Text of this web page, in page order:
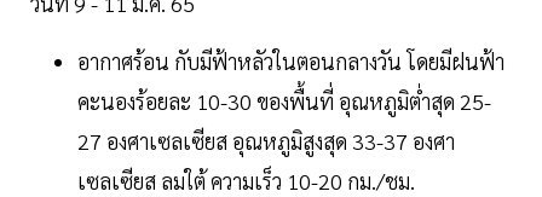
อากาศร้อน กับมีฟ้าหลัวในตอนกลางวัน โดยมีฝนฟ้า
คะนองร้อยละ 10-30 ของพื้นที่ อุณหภูมิต่ำสุด 25-
27 องศาเซลเซียส อุณหภูมิสูงสุด 33-37 องศา
เซลเซียส ลมใต้ ความเร็ว 10-20 กม./ชม.